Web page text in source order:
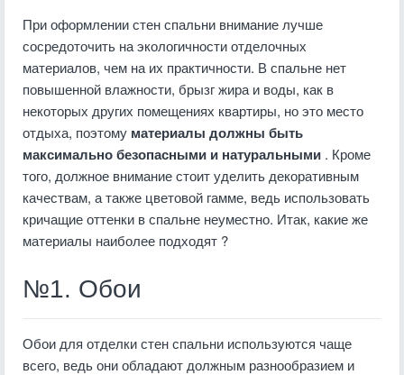
При оформлении стен спальни внимание лучше
сосредоточить на экологичности отделочных
материалов, чем на их практичности. В спальне нет
повышенной влажности, брызг жира и воды, как в
некоторых других помещениях квартиры, но это место
отдыха, поэтому материалы должны быть
максимально безопасными и натуральными . Кроме
того, должное внимание стоит уделить декоративным
качествам, а также цветовой гамме, ведь использовать
кричащие оттенки в спальне неуместно. Итак, какие же
материалы наиболее подходят ?
№1. Обои
Обои для отделки стен спальни используются чаще
всего, ведь они обладают должным разнообразием и